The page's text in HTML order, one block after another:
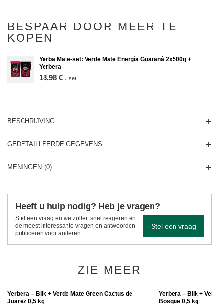
BESPAAR DOOR MEER TE
KOPEN
Yerba Mate-set: Verde Mate Energía Guaraná 2x500g +
Yerbera
18,98 € / set
BESCHRIJVING
GEDETAILLEERDE GEGEVENS
MENINGEN (0)
Heeft u hulp nodig? Heb je vragen?
Stel een vraag en we zullen snel reageren en
de meest interessante vragen en antwoorden
publiceren voor anderen..
Stel een vraag
ZIE MEER
Yerbera – Blik +
Bosque 0,5 kg